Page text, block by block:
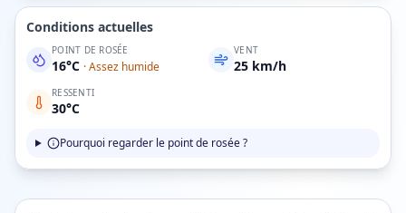
Conditions actuelles
POINT DE ROSÉE
16°C ·Assez humide
VENT
25 km/h
RESSENTI
30°C
Pourquoi regarder le point de rosée ?